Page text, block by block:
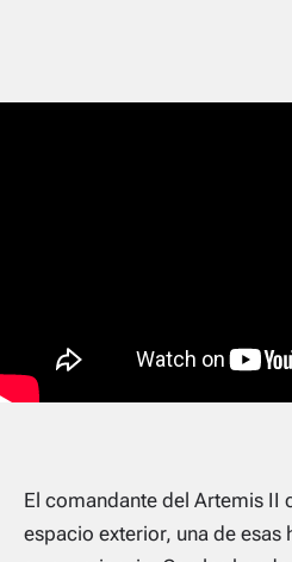
El comandante del Artemis II
espacio exterior, una de